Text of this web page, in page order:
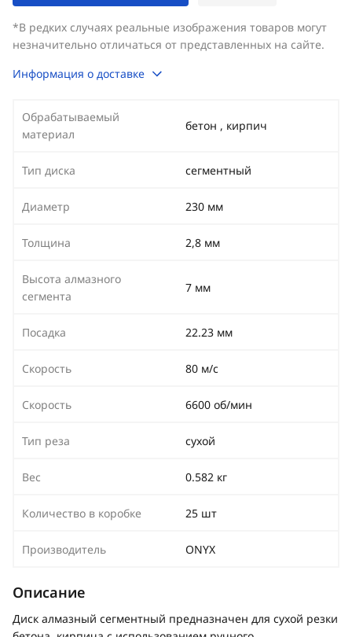
*В редких случаях реальные изображения товаров могут
незначительно отличаться от представленных на сайте.
Информация о доставке
Обрабатываемый
материал
бетон , кирпич
Тип диска сегментный
Диаметр 230 мм
Толщина 2,8 мм
Высота алмазного
сегмента
7 мм
Посадка 22.23 мм
Скорость 80 м/с
Скорость 6600 об/мин
Тип реза сухой
Вес 0.582 кг
Количество в коробке 25 шт
Производитель ONYX
Описание
Диск алмазный сегментный предназначен для сухой резки